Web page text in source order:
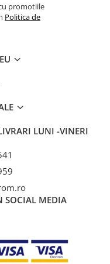
promotiile
Politica de
LUNI -VINERI
SOCIAL MEDIA